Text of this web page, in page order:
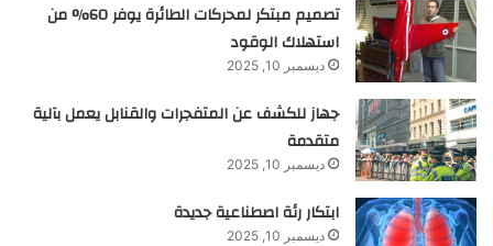
تصميم مبتكر لمحركات الطائرة يوفر 60% من
استهلاك الوقود
ديسمبر 10, 2025
جهاز للكشف عن المتفجرات والقنابل يعمل بآلية
متقدمة
ديسمبر 10, 2025
ابتكار رئة اصطناعية جديدة
ديسمبر 10, 2025